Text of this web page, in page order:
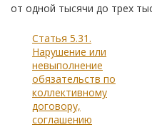
от одной тысячи до трех
Статья 5.31.
Нарушение или
невыполнение
обязательств по
коллективному
договору,
соглашению